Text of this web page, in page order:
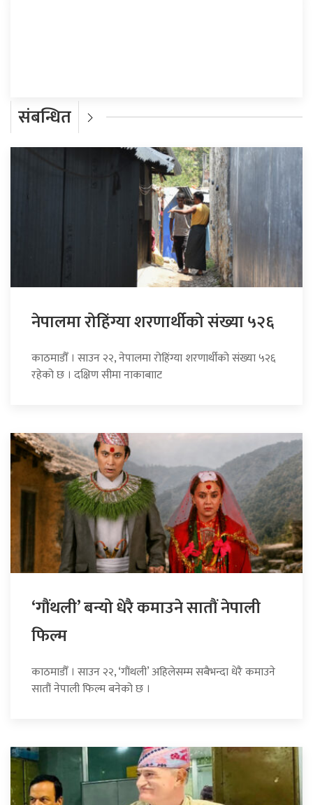
संबन्धित
नेपालमा रोहिंग्या शरणार्थीको संख्या ५२६
काठमाडौँ । साउन २२, नेपालमा रोहिंग्या शरणार्थीको संख्या ५२६
रहेको छ । दक्षिण सीमा नाकाबााट
‘गौंथली’ बन्यो धेरै कमाउने सातौं नेपाली
फिल्म
काठमाडौँ । साउन २२, ‘गौंथली’ अहिलेसम्म सबैभन्दा धेरै कमाउने
सातौं नेपाली फिल्म बनेको छ ।